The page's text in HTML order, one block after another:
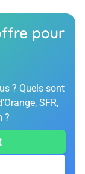
pour
? Quels sont
SFR,
?